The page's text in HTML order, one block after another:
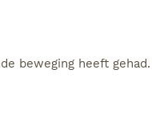
beweging heeft